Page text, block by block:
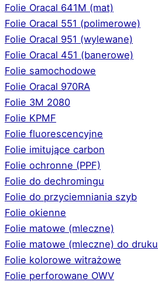
Folie Oracal 641M (mat)
Folie Oracal 551 (polimerowe)
Folie Oracal 951 (wylewane)
Folie Oracal 451 (banerowe)
Folie samochodowe
Folie Oracal 970RA
Folie 3M 2080
Folie KPMF
Folie fluorescencyjne
Folie imitujące carbon
Folie ochronne (PPF)
Folie do dechromingu
Folie do przyciemniania szyb
Folie okienne
Folie matowe (mleczne)
Folie matowe (mleczne) do druku
Folie kolorowe witrażowe
Folie perforowane OWV